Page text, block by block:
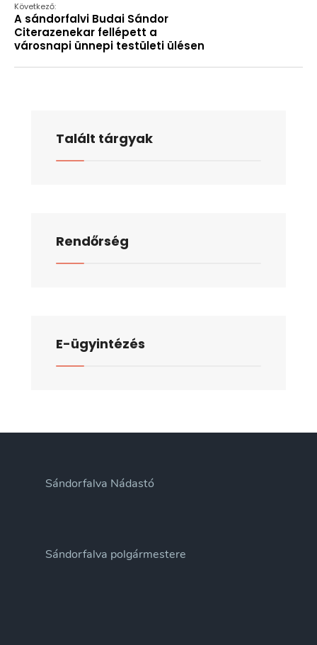
Következő:
A sándorfalvi Budai Sándor
Citerazenekar fellépett a
városnapi ünnepi testületi ülésen
Talált tárgyak
Rendőrség
E-ügyintézés
Sándorfalva Nádastó
Sándorfalva polgármestere